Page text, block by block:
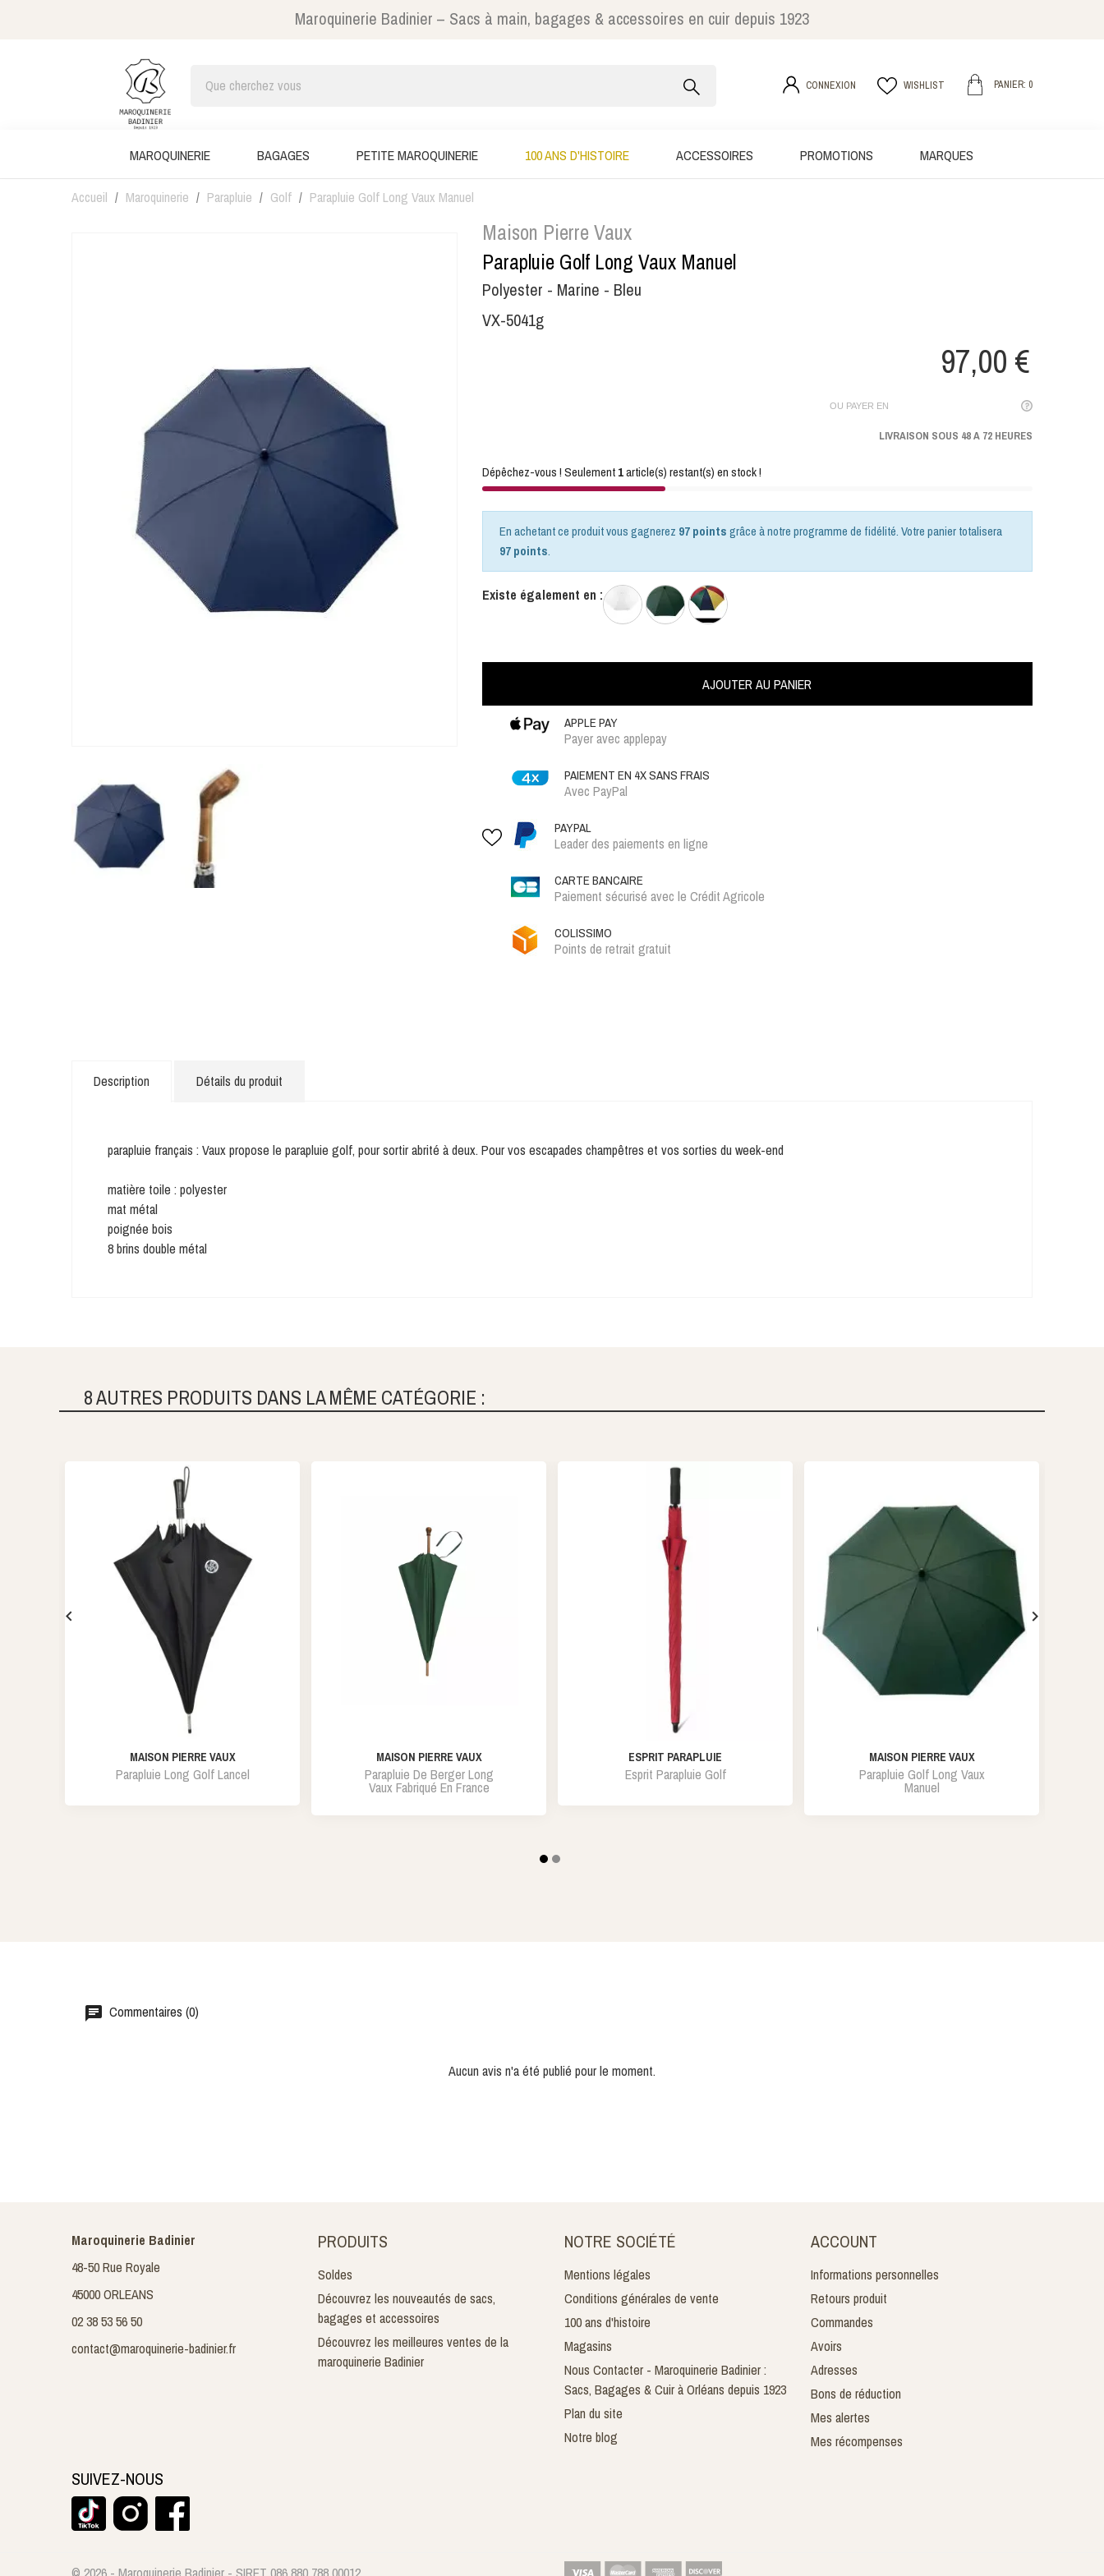
Maroquinerie Badinier – Sacs à main, bagages & accessoires en cuir depuis 1923
CONNEXION WISHLIST PANIER: 0
MAROQUINERIE BAGAGES PETITE MAROQUINERIE 100 ANS D'HISTOIRE ACCESSOIRES PROMOTIONS MARQUES
Accueil Maroquinerie Parapluie Golf Parapluie Golf Long Vaux Manuel
Maison Pierre Vaux
Parapluie Golf Long Vaux Manuel
Polyester - Marine - Bleu
VX-5041g
97,00 €
OU PAYER EN
LIVRAISON SOUS 48 A 72 HEURES
Dépêchez-vous ! Seulement1article(s) restant(s) en stock !
En achetant ce produit vous gagnerez 97 pointsgrâce à notre programme de fidélité. Votre panier totalisera
97 points.
Existe également en :
AJOUTER AU PANIER
APPLE PAY
Payer avec applepay
PAIEMENT EN 4X SANS FRAIS
Avec PayPal
PAYPAL
Leader des paiements en ligne
CARTE BANCAIRE
Paiement sécurisé avec le Crédit Agricole
COLISSIMO
Points de retrait gratuit
Description Détails du produit
parapluie français : Vaux propose le parapluie golf, pour sortir abrité à deux. Pour vos escapades champêtres et vos sorties du week-end
matière toile : polyester
mat métal
poignée bois
8 brins double métal
8 AUTRES PRODUITS DANS LA MÊME CATÉGORIE :
MAISON PIERRE VAUX
Parapluie Long Golf Lancel
MAISON PIERRE VAUX
Parapluie De Berger Long
Vaux Fabriqué En France
ESPRIT PARAPLUIE
Esprit Parapluie Golf
MAISON PIERRE VAUX
Parapluie Golf Long Vaux
Manuel
 
Commentaires (0)
Aucun avis n'a été publié pour le moment.
Maroquinerie Badinier
48-50 Rue Royale
45000 ORLEANS
02 38 53 56 50
contact@maroquinerie-badinier.fr
PRODUITS
Soldes
Découvrez les nouveautés de sacs,
bagages et accessoires
Découvrez les meilleures ventes de la
maroquinerie Badinier
NOTRE SOCIÉTÉ
Mentions légales
Conditions générales de vente
100 ans d'histoire
Magasins
Nous Contacter - Maroquinerie Badinier :
Sacs, Bagages & Cuir à Orléans depuis 1923
Plan du site
Notre blog
ACCOUNT
Informations personnelles
Retours produit
Commandes
Avoirs
Adresses
Bons de réduction
Mes alertes
Mes récompenses
SUIVEZ-NOUS